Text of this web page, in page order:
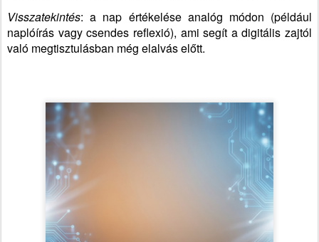
Visszatekintés: a nap értékelése analóg módon (például
naplóírás vagy csendes reflexió), ami segít a digitális zajtól
való megtisztulásban még elalvás előtt.